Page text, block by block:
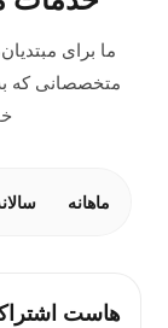
ما برای
متخصصانی که
ماهانه
هاست